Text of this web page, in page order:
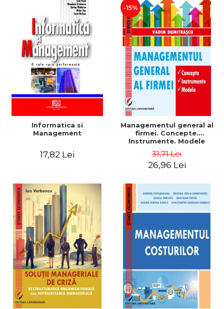
Informatica si
Management
17,82 Lei
-15%
Managementul general al
firmei. Concepte.
Instrumente. Modele
31,71 Lei
26,96 Lei